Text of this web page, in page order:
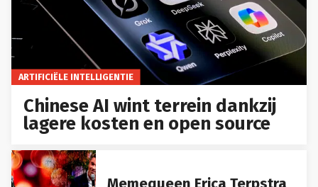
ARTIFICIËLE INTELLIGENTIE
Chinese AI wint terrein dankzij
lagere kosten en open source
Memequeen Erica Terpstra